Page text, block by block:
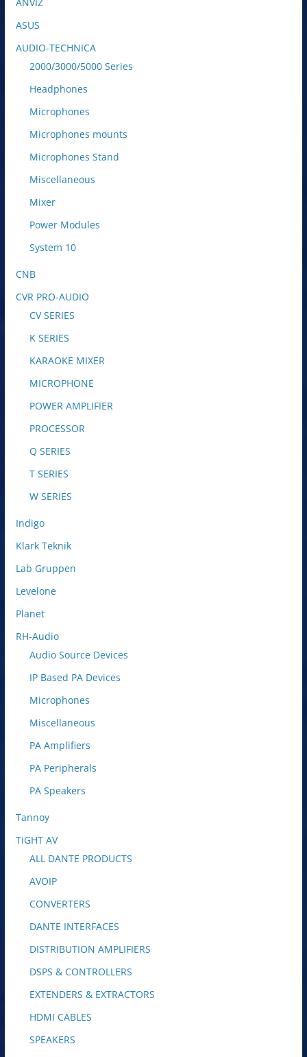
ANVIZ
ASUS
AUDIO-TECHNICA
2000/3000/5000 Series
Headphones
Microphones
Microphones mounts
Microphones Stand
Miscellaneous
Mixer
Power Modules
System 10
CNB
CVR PRO-AUDIO
CV SERIES
K SERIES
KARAOKE MIXER
MICROPHONE
POWER AMPLIFIER
PROCESSOR
Q SERIES
T SERIES
W SERIES
Indigo
Klark Teknik
Lab Gruppen
Levelone
Planet
RH-Audio
Audio Source Devices
IP Based PA Devices
Microphones
Miscellaneous
PA Amplifiers
PA Peripherals
PA Speakers
Tannoy
TiGHT AV
ALL DANTE PRODUCTS
AVOIP
CONVERTERS
DANTE INTERFACES
DISTRIBUTION AMPLIFIERS
DSPS & CONTROLLERS
EXTENDERS & EXTRACTORS
HDMI CABLES
SPEAKERS